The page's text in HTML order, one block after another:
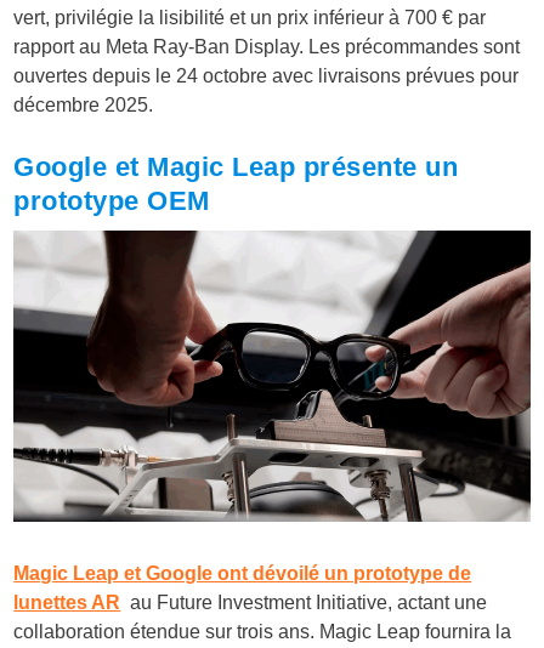
vert, privilégie la lisibilité et un prix inférieur à 700 € par
rapport au Meta Ray-Ban Display. Les précommandes sont
ouvertes depuis le 24 octobre avec livraisons prévues pour
décembre 2025.
Google et Magic Leap présente un
prototype OEM
Magic Leap et Google ont dévoilé un prototype de
lunettes AR au Future Investment Initiative, actant une
collaboration étendue sur trois ans. Magic Leap fournira la